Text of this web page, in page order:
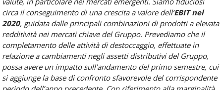
circa il conseguimento di una crescita a valore dell’EBIT nel
2020, guidata dalle principali combinazioni di prodotti a elevata
redditività nei mercati chiave del Gruppo. Prevediamo che il
completamento delle attività di destoccaggio, effettuate in
relazione a cambiamenti negli assetti distributivi del Gruppo,
possa avere un impatto sull’andamento del primo semestre, cui
si aggiunge la base di confronto sfavorevole del corrispondente